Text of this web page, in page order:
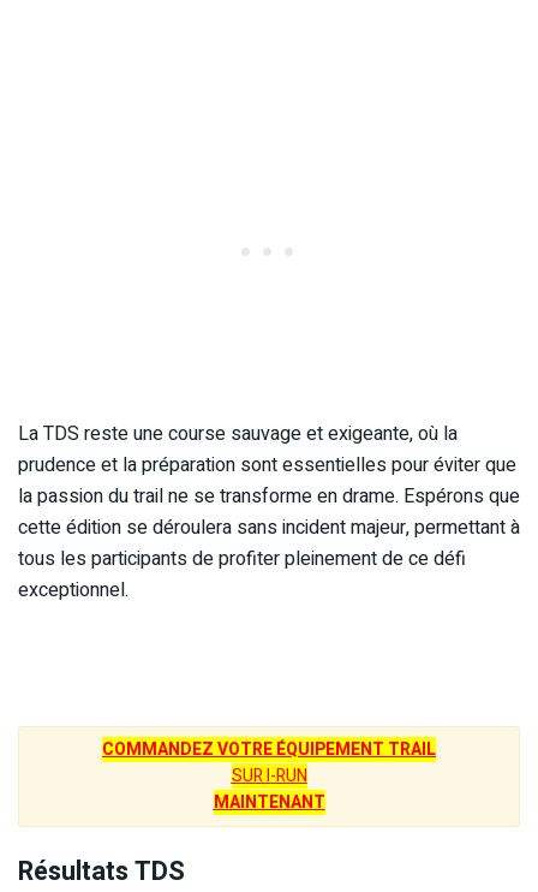
La TDS reste une course sauvage et exigeante, où la
prudence et la préparation sont essentielles pour éviter que
la passion du trail ne se transforme en drame. Espérons que
cette édition se déroulera sans incident majeur, permettant à
tous les participants de profiter pleinement de ce défi
exceptionnel.
COMMANDEZ VOTRE ÉQUIPEMENT TRAIL
SUR I-RUN
MAINTENANT
Résultats TDS